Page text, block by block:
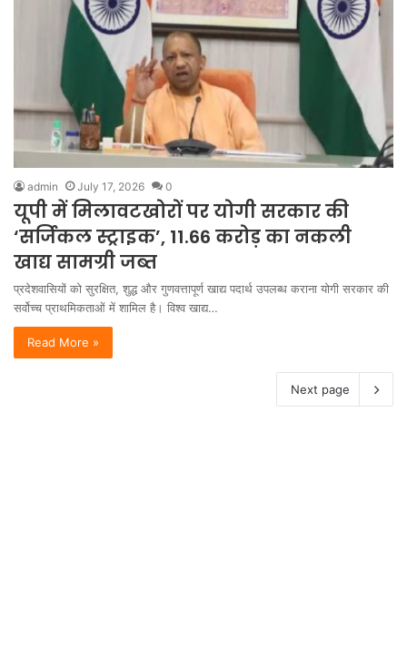
admin July 17, 2026 0
यूपी में मिलावटखोरों पर योगी सरकार की
‘सर्जिकल स्ट्राइक’, 11.66 करोड़ का नकली
खाद्य सामग्री जब्त
प्रदेशवासियों को सुरक्षित, शुद्ध और गुणवत्तापूर्ण खाद्य पदार्थ उपलब्ध कराना योगी सरकार की
सर्वोच्च प्राथमिकताओं में शामिल है। विश्व खाद्य…
Read More »
Next page